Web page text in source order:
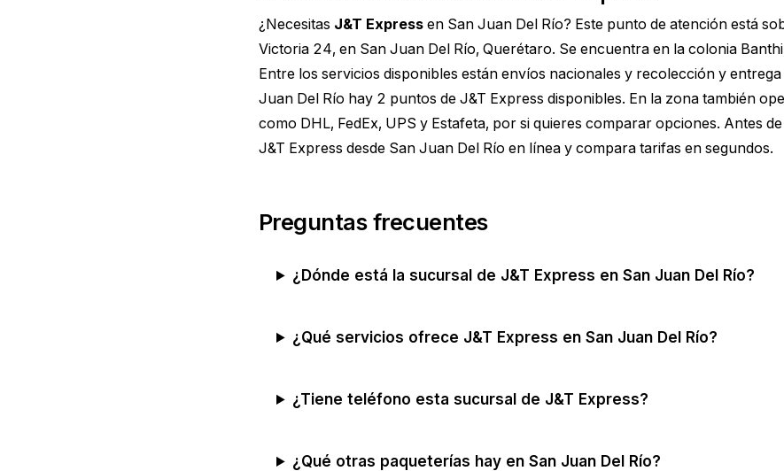
¿Necesitas J&T Express en San Juan Del Río? Este punto de atención está
Victoria 24, en San Juan Del Río, Querétaro. Se encuentra en la colonia
Entre los servicios disponibles están envíos nacionales y recolección y
Juan Del Río hay 2 puntos de J&T Express disponibles. En la zona también
como DHL, FedEx, UPS y Estafeta, por si quieres comparar opciones. Antes de
J&T Express desde San Juan Del Río en línea y compara tarifas en segundos.
Preguntas frecuentes
¿Dónde está la sucursal de J&T Express en San Juan Del Río?
¿Qué servicios ofrece J&T Express en San Juan Del Río?
¿Tiene teléfono esta sucursal de J&T Express?
¿Qué otras paqueterías hay en San Juan Del Río?